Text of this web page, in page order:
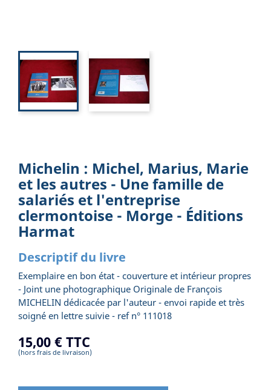
Michelin : Michel, Marius, Marie
et les autres - Une famille de
salariés et l'entreprise
clermontoise - Morge - Éditions
Harmat
Descriptif du livre
Exemplaire en bon état - couverture et intérieur propres
- Joint une photographique Originale de François
MICHELIN dédicacée par l'auteur - envoi rapide et très
soigné en lettre suivie - ref n° 111018
15,00 € TTC
(hors frais de livraison)